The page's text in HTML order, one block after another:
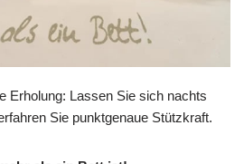
Erholung: Lassen Sie sich nachts
Sie punktgenaue Stützkraft.